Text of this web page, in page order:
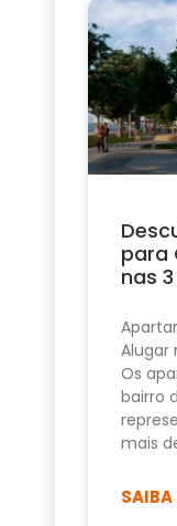
para
nas
Alugar
Os
bairro
mais
SAIBA